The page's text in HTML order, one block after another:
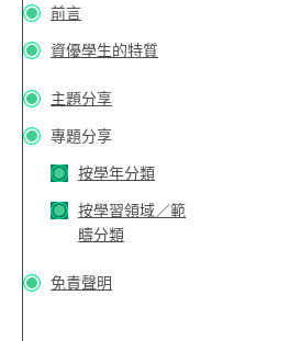
前言
資優學生的特質
主題分享
專題分享
按學年分類
按學習領域／範
疇分類
免責聲明